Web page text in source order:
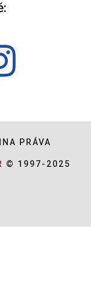
PRÁVA
© 1997-2025